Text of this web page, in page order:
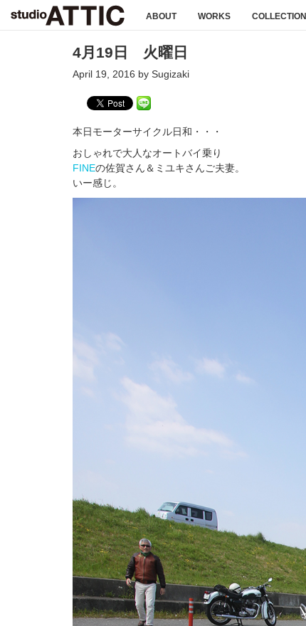
ABOUT WORKS COLLECTION
4月19日 火曜日
April 19, 2016 by Sugizaki
本日モーターサイクル日和・・・
おしゃれで大人なオートバイ乗り
FINEの佐賀さん＆ミユキさんご夫妻。
いー感じ。